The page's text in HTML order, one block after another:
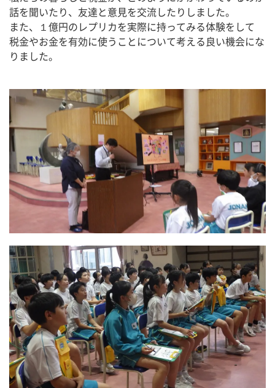
話を聞いたり、友達と意見を交流したりしました。
また、１億円のレプリカを実際に持ってみる体験をして
税金やお金を有効に使うことについて考える良い機会にな
りました。